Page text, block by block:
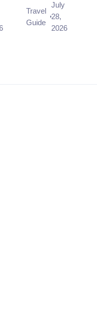
in under 15
minutes, and
CATSA works
Travel
Guide
July
28,
2026